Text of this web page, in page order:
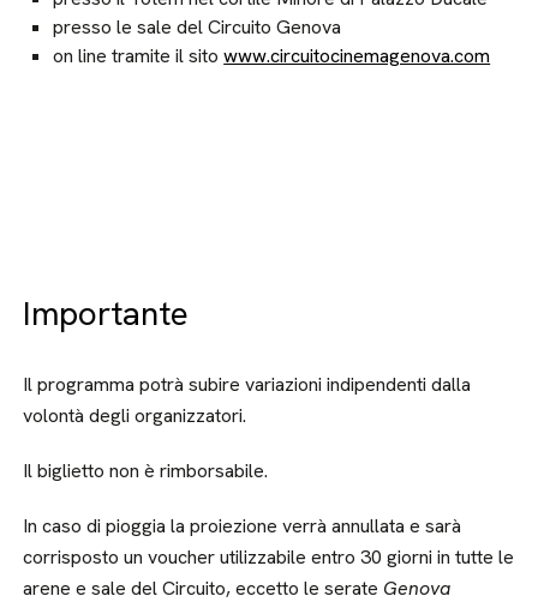
presso le sale del Circuito Genova
on line tramite il sitowww.circuitocinemagenova.com
Importante
Il programma potrà subire variazioni indipendenti dalla
volontà degli organizzatori.
Il biglietto non è rimborsabile.
In caso di pioggia la proiezione verrà annullata e sarà
corrisposto un voucher utilizzabile entro 30 giorni in tutte le
arene e sale del Circuito, eccetto le serate Genova